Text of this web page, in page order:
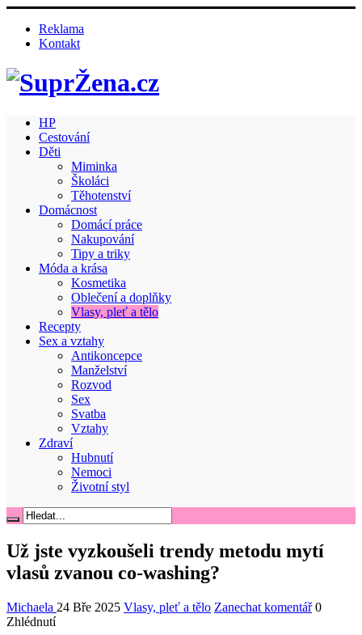
Reklama
Kontakt
HP
Cestování
Děti
Miminka
Školáci
Těhotenství
Domácnost
Domácí práce
Nakupování
Tipy a triky
Móda a krása
Kosmetika
Oblečení a doplňky
Vlasy, pleť a tělo
Recepty
Sex a vztahy
Antikoncepce
Manželství
Rozvod
Sex
Svatba
Vztahy
Zdraví
Hubnutí
Nemoci
Životní styl
Už jste vyzkoušeli trendy metodu mytí
vlasů zvanou co-washing?
Michaela 24 Bře 2025 Vlasy, pleť a tělo Zanechat komentář 0
Zhlédnutí